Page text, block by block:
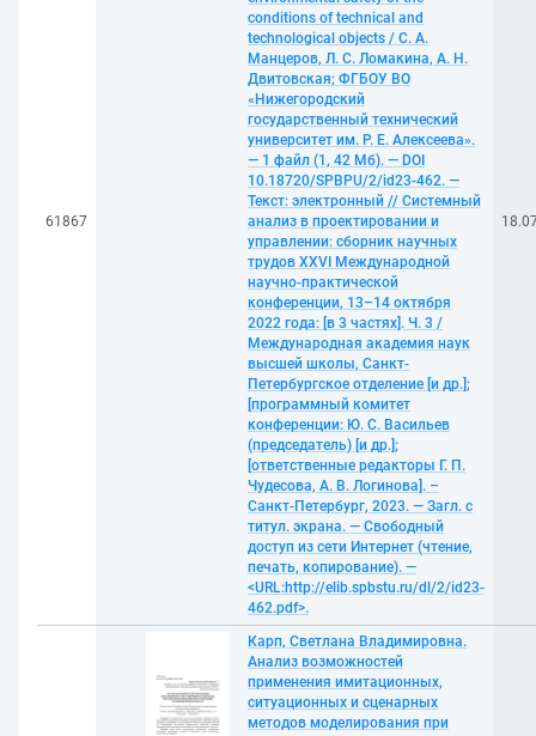
61867
conditions of technical and
technological objects / С. А.
Манцеров, Л. С. Ломакина, А. Н.
Двитовская; ФГБОУ ВО
«Нижегородский
государственный технический
университет им. Р. Е. Алексеева».
— 1 файл (1, 42 Мб). — DOI
10.18720/SPBPU/2/id23-462. —
Текст: электронный // Системный
анализ в проектировании и
управлении: сборник научных
трудов XXVI Международной
научно-практической
конференции, 13–14 октября
2022 года: [в 3 частях]. Ч. 3 /
Международная академия наук
высшей школы, Санкт-
Петербургское отделение [и др.];
[программный комитет
конференции: Ю. С. Васильев
(председатель) [и др.];
[ответственные редакторы Г. П.
Чудесова, А. В. Логинова]. –
Санкт-Петербург, 2023. — Загл. с
титул. экрана. — Свободный
доступ из сети Интернет (чтение,
печать, копирование). —
<URL:http://elib.spbstu.ru/dl/2/id23-
462.pdf>.
Карп, Светлана Владимировна.
Анализ возможностей
применения имитационных,
ситуационных и сценарных
методов моделирования при